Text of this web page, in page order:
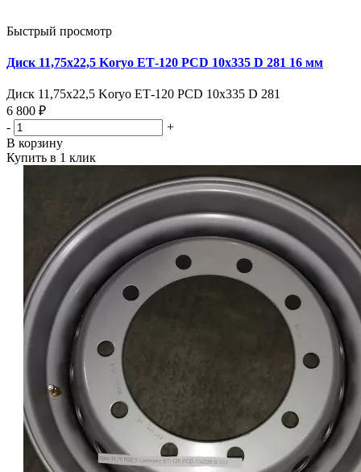
Быстрый просмотр
Диск 11,75х22,5 Koryo ЕТ-120 PCD 10х335 D 281 16 мм
Диск 11,75х22,5 Koryo ЕТ-120 PCD 10х335 D 281
6 800 ₽
-
+
В корзину
Купить в 1 клик